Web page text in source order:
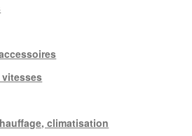
climatisation